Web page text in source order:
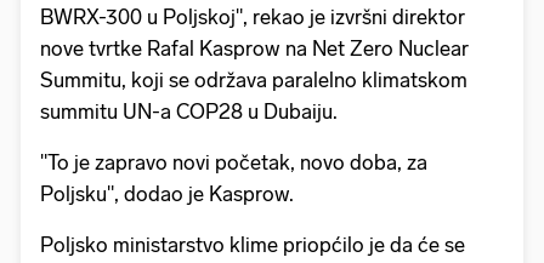
BWRX-300 u Poljskoj", rekao je izvršni direktor
nove tvrtke Rafal Kasprow na Net Zero Nuclear
Summitu, koji se održava paralelno klimatskom
summitu UN-a COP28 u Dubaiju.
"To je zapravo novi početak, novo doba, za
Poljsku", dodao je Kasprow.
Poljsko ministarstvo klime priopćilo je da će se